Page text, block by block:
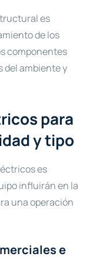
es
de los
componentes
del ambiente y
para
y tipo
es
influirán en la
una operación
e